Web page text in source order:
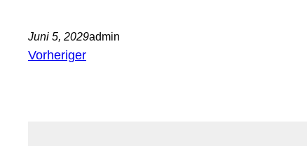
Juni 5, 2029admin
Vorheriger